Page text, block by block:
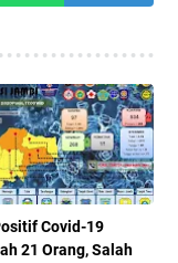
Covid-19
21 Orang, Salah